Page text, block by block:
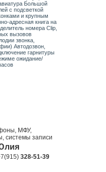
Большой
с подсветкой
и крупным
адресная книга на
номера Clip,
вызовов
звонка,
Автодозвон,
гарнитуры
ожидание/
МФУ,
системы записи
328-51-39